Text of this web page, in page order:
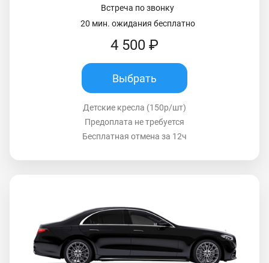
Встреча по звонку
20 мин. ожидания бесплатно
4 500 ₽
Выбрать
Детские кресла (150р/шт)
Предоплата не требуется
Бесплатная отмена за 12ч